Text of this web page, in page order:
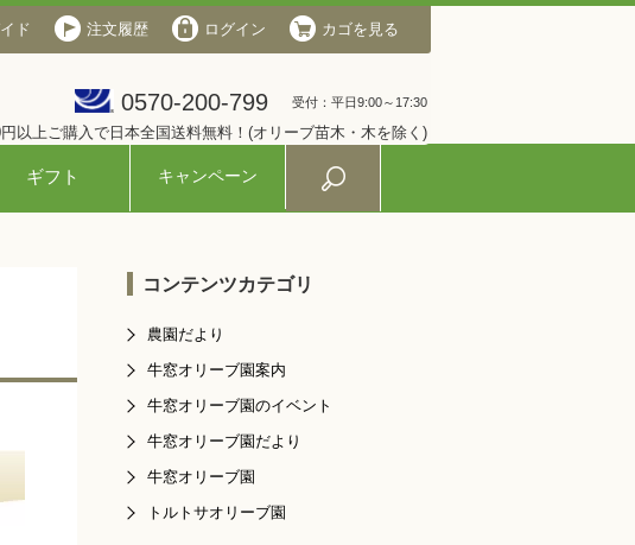
ド 注文履歴 ログイン カゴを見る
0570-200-799 受付：平日9:00～17:30
以上ご購入で日本全国送料無料！(オリーブ苗木・木を除く)
ギフト キャンペーン
用ガイド 会社概要 ログイン カゴを見る
0570-200-799 受付：平日9:00～17:30
コンテンツカテゴリ
農園だより
牛窓オリーブ園案内
牛窓オリーブ園のイベント
牛窓オリーブ園だより
牛窓オリーブ園
トルトサオリーブ園